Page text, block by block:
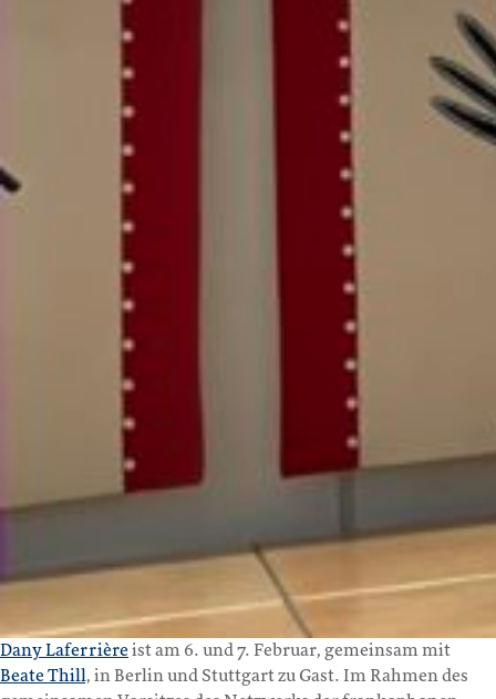
Dany Laferrièreist am 6. und 7. Februar, gemeinsam mit
Beate Thill, in Berlin und Stuttgart zu Gast. Im Rahmen des